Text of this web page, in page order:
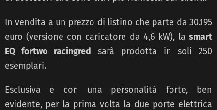
In vendita a un prezzo di listino che parte da 30.195
euro (versione con caricatore da 4,6 kW), la smart
EQ fortwo racingred sarà prodotta in soli 250
esemplari.
Esclusiva e con una personalità forte, ben
evidente, per la prima volta la due porte elettrica